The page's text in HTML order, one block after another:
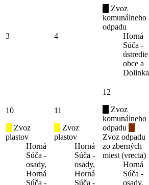
3 4
Zvoz
komunálneho
odpadu
Horná
Súča -
ústredie
obce a
Dolinka
10
Zvoz
plastov
Horná
Súča -
osady,
Horná
Súča -
11
Zvoz
plastov
Horná
Súča -
osady,
Horná
Súča -
12
Zvoz
komunálneho
odpadu
Zvoz odpadu
zo zberných
miest (vrecia)
Horná
Súča -
osady,